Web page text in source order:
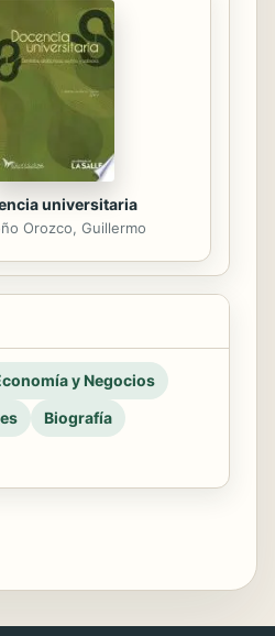
universitaria
Orozco, Guillermo
y Negocios
Biografía